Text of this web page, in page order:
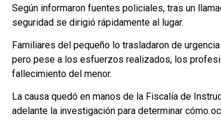
Según informaron fuentes policiales, tras un
seguridad se dirigió rápidamente al lugar.
Familiares del pequeño lo trasladaron de
pero pese a los esfuerzos realizados, los
fallecimiento del menor.
La causa quedó en manos de la Fiscalía de
adelante la investigación para determinar cómo